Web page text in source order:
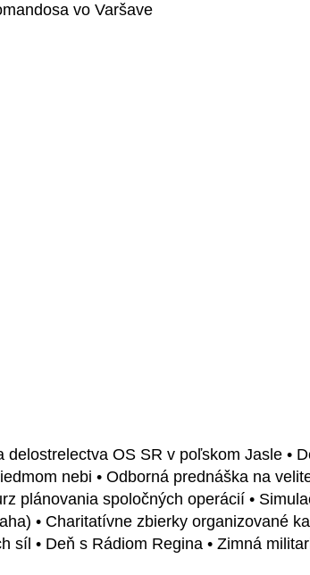
vo Varšave
delostrelectva OS SR v poľskom Jasle
nebi • Odborná prednáška na
plánovania spoločných operácií •
• Charitatívne zbierky organizované
síl • Deň s Rádiom Regina • Zimná